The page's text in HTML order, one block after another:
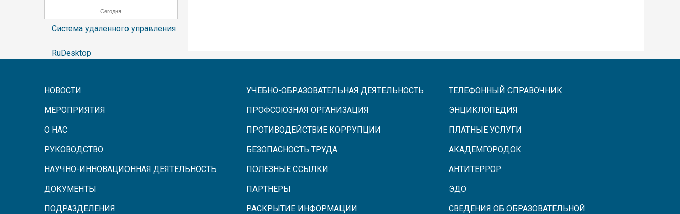
Сегодня
Система удаленного управления
RuDesktop
НОВОСТИ
МЕРОПРИЯТИЯ
О НАС
РУКОВОДСТВО
НАУЧНО-ИННОВАЦИОННАЯ ДЕЯТЕЛЬНОСТЬ
ДОКУМЕНТЫ
ПОДРАЗДЕЛЕНИЯ
УЧЕБНО-ОБРАЗОВАТЕЛЬНАЯ ДЕЯТЕЛЬНОСТЬ
ПРОФСОЮЗНАЯ ОРГАНИЗАЦИЯ
ПРОТИВОДЕЙСТВИЕ КОРРУПЦИИ
БЕЗОПАСНОСТЬ ТРУДА
ПОЛЕЗНЫЕ ССЫЛКИ
ПАРТНЕРЫ
РАСКРЫТИЕ ИНФОРМАЦИИ
ТЕЛЕФОННЫЙ СПРАВОЧНИК
ЭНЦИКЛОПЕДИЯ
ПЛАТНЫЕ УСЛУГИ
АКАДЕМГОРОДОК
АНТИТЕРРОР
ЭДО
СВЕДЕНИЯ ОБ ОБРАЗОВАТЕЛЬНОЙ